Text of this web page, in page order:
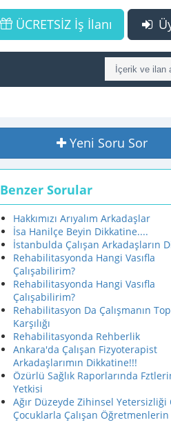
ÜCRETSİZ İş İlanı
Yeni Soru Sor
Benzer Sorular
Hakkımızı Arıyalım Arkadaşlar
İsa Hanilçe Beyin Dikkatine....
İstanbulda Çalışan Arkadaşların
Rehabilitasyonda Hangi Vasıfla
Çalışabilirim?
Rehabilitasyonda Hangi Vasıfla
Çalışabilirim?
Rehabilitasyon Da Çalışmanın
Karşılığı
Rehabilitasyonda Rehberlik
Ankara'da Çalışan Fizyoterapist
Arkadaşlarımın Dikkatine!!!
Özürlü Sağlık Raporlarında
Yetkisi
Ağır Düzeyde Zihinsel Yetersizliği
Çocuklarla Çalışan